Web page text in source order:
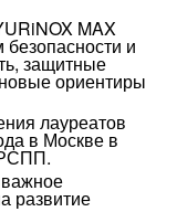
MAX
и
защитные
ориентиры
лауреатов
в Москве в
РСПП.
развитие